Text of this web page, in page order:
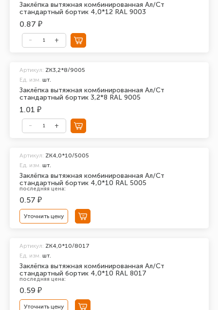
Заклёпка вытяжная комбинированная Ал/Ст
стандартный бортик 4,0*12 RAL 9003
0.87 ₽
Заклёпка вытяжная комбинированная Ал/Ст
стандартный бортик 3,2*8 RAL 9005
Артикул: ZK3,2*8/9005
Ед. изм. шт.
1.01 ₽
Заклёпка вытяжная комбинированная Ал/Ст
стандартный бортик 4,0*10 RAL 5005
Артикул: ZK4,0*10/5005
Ед. изм. шт.
последняя цена:
0.57 ₽
Уточнить цену
Заклёпка вытяжная комбинированная Ал/Ст
стандартный бортик 4,0*10 RAL 8017
Артикул: ZK4,0*10/8017
Ед. изм. шт.
последняя цена:
0.59 ₽
Уточнить цену